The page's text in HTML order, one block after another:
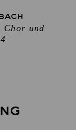
und